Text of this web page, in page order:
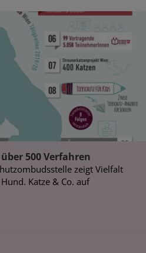
500 Verfahren
zeigt Vielfalt
Katze & Co. auf